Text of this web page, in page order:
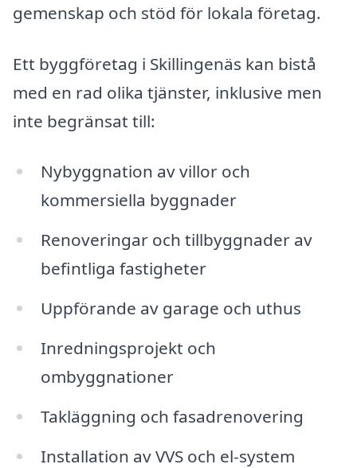
gemenskap och stöd för lokala företag.
Ett byggföretag i Skillingenäs kan bistå
med en rad olika tjänster, inklusive men
inte begränsat till:
Nybyggnation av villor och
kommersiella byggnader
Renoveringar och tillbyggnader av
befintliga fastigheter
Uppförande av garage och uthus
Inredningsprojekt och
ombyggnationer
Takläggning och fasadrenovering
Installation av VVS och el-system